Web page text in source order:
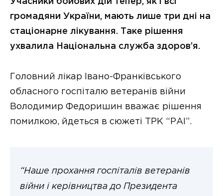
Учасники бойових дій тепер, як і всі
громадяни України, мають лише три дні на
стаціонарне лікування. Таке рішення
ухвалила Національна служба здоров’я.
Головний лікар Івано-Франківського
обласного госпіталю ветеранів війни
Володимир Федоришин вважає рішення
помилкою, йдеться в сюжеті ТРК “РАІ”.
“Наше прохання госпіталів ветеранів
війни і керівництва до Президента